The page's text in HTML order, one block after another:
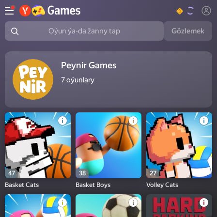
Oýun ýa-da žanny tap Gözlemek
Peynir Games
7oýunlary
47
Basket Cats
38
Basket Boys
27
Volley Cats